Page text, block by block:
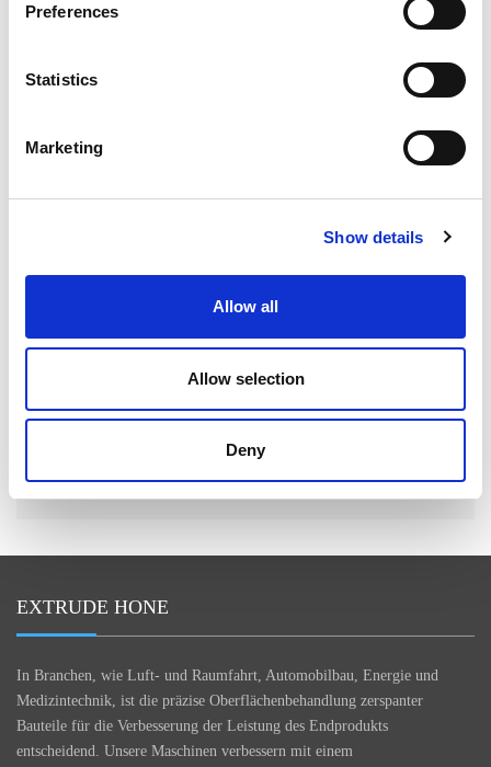
Preferences
Statistics
Marketing
Show details
Allow all
Allow selection
Deny
FORMEL 1 NEU DEFINIERT
ALUMINIUMEXTRUSION MIT ABRASIVE FLOW
ILA BERLIN 2026: DIE GLOBALE LUFT- UND
VERANSTALTUNG KEHRT IN EINER SICH
WANDELNDEN INDUSTRIELANDSCHAFT ZURÜCK
EXTRUDE HONE
In Branchen, wie Luft- und Raumfahrt, Automobilbau, Energie und
Medizintechnik, ist die präzise Oberflächenbehandlung zerspanter
Bauteile für die Verbesserung der Leistung des Endprodukts
entscheidend. Unsere Maschinen verbessern mit einem